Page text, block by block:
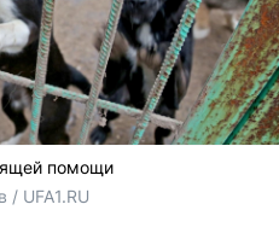
помощи
UFA1.RU